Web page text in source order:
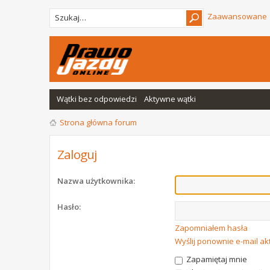
Zaawansowane
Wątki bez odpowiedzi Aktywne wątki
Strona główna forum
Zaloguj
Nazwa użytkownika:
Hasło:
Zapomniałem hasła
Wyślij ponownie e-mail
Zapamiętaj mnie